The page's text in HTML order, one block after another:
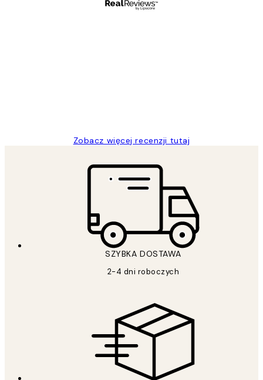
Zobacz więcej recenzji tutaj
SZYBKA DOSTAWA
2-4 dni roboczych